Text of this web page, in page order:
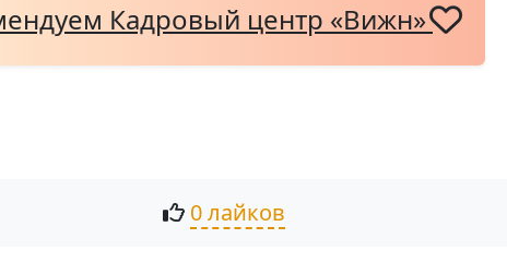
Кадровый центр «Вижн»
0 лайков